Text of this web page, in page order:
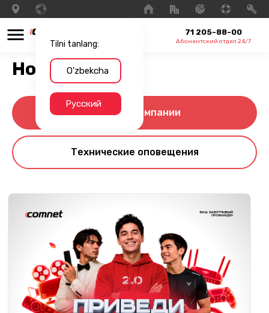
Tilni tanlang:
O'zbekcha
Русский
71 205-88-00
Абонентский отдел 24/7
Новости
Новости компании
Технические оповещения